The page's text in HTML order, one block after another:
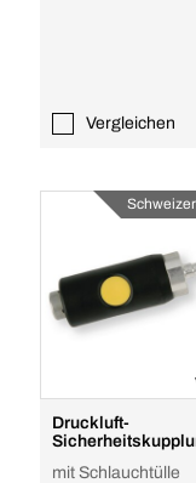
Vergleichen
Druckluft-
mit Schlauchtülle